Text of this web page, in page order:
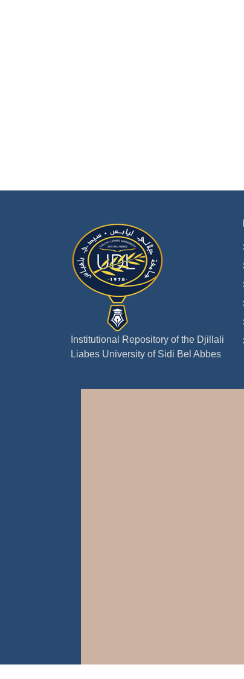
Institutional Repository of the Djillali
Liabes University of Sidi Bel Abbes